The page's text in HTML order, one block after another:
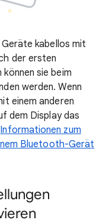
kabellos mit
der ersten
sie beim
werden. Wenn
einem anderen
dem Display das
Informationen zum
Bluetooth-Gerät